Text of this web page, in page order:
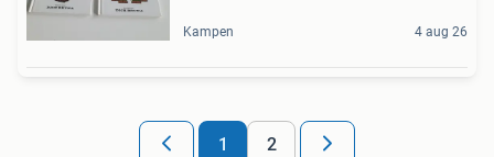
Kampen 4 aug 26
1 2